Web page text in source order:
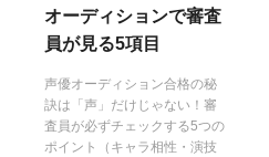
オーディションで審査
員が見る5項目
声優オーディション合格の秘
訣は「声」だけじゃない！審
査員が必ずチェックする5つの
ポイント（キャラ相性・演技